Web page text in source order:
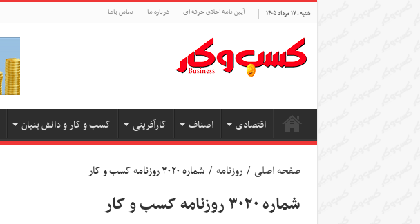
شنبه , ۱۷ مرداد ۱۴۰۵ آیین نامه اخلاق حرفه ای درباره ما تماس باما
اقتصادی اصناف کارآفرینی کسب و کار و دانش بنیان
صفحه اصلی / روزنامه / شماره ۳۰۲۰ روزنامه کسب و کار
شماره ۳۰۲۰ روزنامه کسب و کار